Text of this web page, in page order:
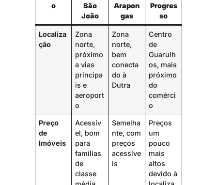
o
São
João
Arapon
gas
Progres
so
Localiza
ção
Zona
norte,
próximo
a vias
principa
is e
aeroport
o
Zona
norte,
bem
conecta
do à
Dutra
Centro
de
Guarulh
os, mais
próximo
do
comérci
o
Preço
de
Imóveis
Acessív
el, bom
para
famílias
de
classe
Semelha
nte, com
preços
acessíve
is
Preços
um
pouco
mais
altos
devido à